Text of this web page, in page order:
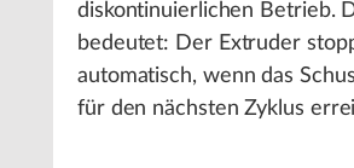
diskontinuierlichen Betrieb.
bedeutet: Der Extruder
automatisch, wenn das
für den nächsten Zyklus